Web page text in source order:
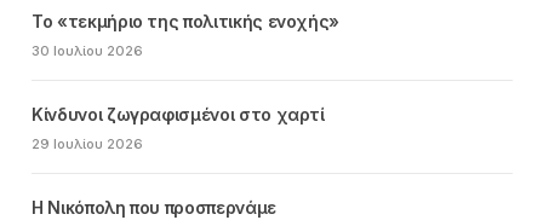
Το «τεκμήριο της πολιτικής ενοχής»
30 Ιουλίου 2026
Κίνδυνοι ζωγραφισμένοι στο χαρτί
29 Ιουλίου 2026
Η Νικόπολη που προσπερνάμε